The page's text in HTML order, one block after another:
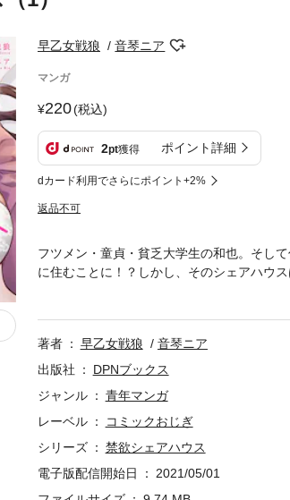
早乙女戦狼 音琴ニア
マンガ
220(税込)
2pt獲得 ポイント詳細
dカード利用でさらにポイント+2%
返品不可
フツメン・童貞・貧乏大学生の和也。そし
に住むことに！？しかし、そのシェアハウ
女たちの姿に翻弄される和也。そして、あ
著者 早乙女戦狼
音琴ニア
出版社
DPNブックス
ジャンル
青年マンガ
レーベル
コミックおじぎ
シリーズ
禁欲シェアハウス
電子版配信開始日
2021/05/01